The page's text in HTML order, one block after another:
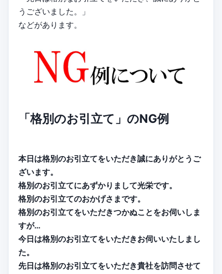
うございました。」
などがあります。
「格別のお引立て」のNG例
本日は格別のお引立てをいただき誠にありがとうご
ざいます。
格別のお引立てにあずかりまして光栄です。
格別のお引立てのおかげさまです。
格別のお引立てをいただきつかぬことをお伺いしま
すが…
今日は格別のお引立てをいただきお伺いいたしまし
た。
先日は格別のお引立てをいただき貴社を訪問させて